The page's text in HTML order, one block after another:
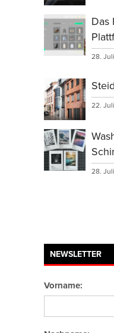
Das
28.
22.
28.
NEWSLETTER
Vorname: